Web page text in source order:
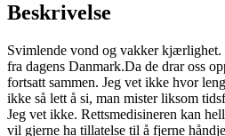
Beskrivelse
Svimlende vond og vakker
fra dagens Danmark.Da de drar oss
fortsatt sammen. Jeg vet ikke hvor
ikke så lett å si, man mister liksom
Jeg vet ikke. Rettsmedisineren kan
vil gjerne ha tillatelse til å fjerne